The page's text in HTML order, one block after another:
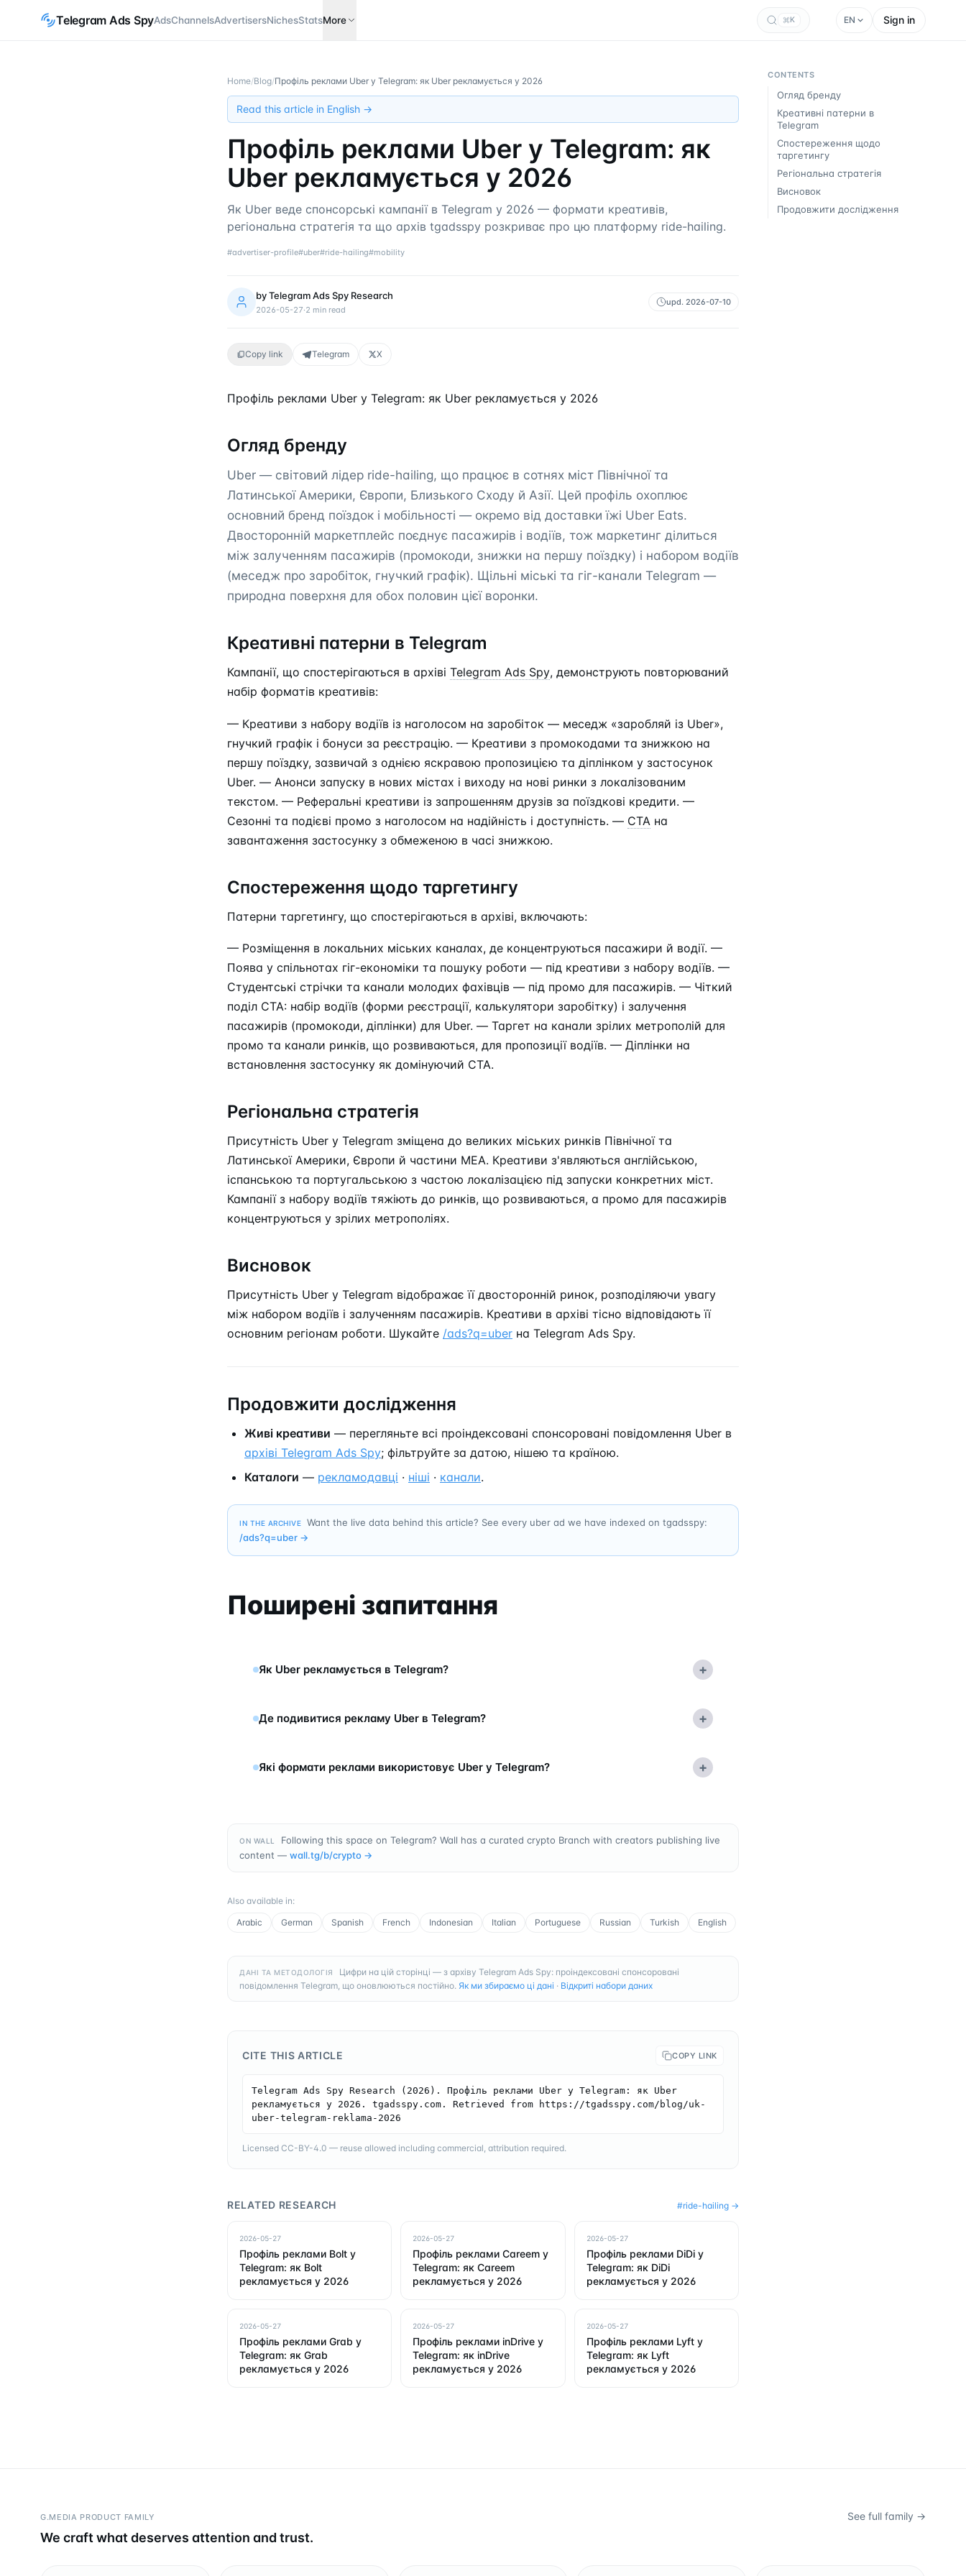
Telegram Ads SpyAdsChannelsAdvertisersNichesStatsMore K EN Sign in
Home/Blog/Профіль реклами Uber у Telegram: як Uber рекламується у 2026
Read this article in English →
Профіль реклами Uber у Telegram: як
Uber рекламується у 2026
Як Uber веде спонсорські кампанії в Telegram у 2026 — формати креативів,
регіональна стратегія та що архів tgadsspy розкриває про цю платформу ride-hailing.
#advertiser-profile#uber#ride-hailing#mobility
byTelegram Ads Spy Research
2026-05-27·2 min read
upd. 2026-07-10
Copy link Telegram X
Профіль реклами Uber у Telegram: як Uber рекламується у 2026
Огляд бренду
Uber — світовий лідер ride-hailing, що працює в сотнях міст Північної та
Латинської Америки, Європи, Близького Сходу й Азії. Цей профіль охоплює
основний бренд поїздок і мобільності — окремо від доставки їжі Uber Eats.
Двосторонній маркетплейс поєднує пасажирів і водіїв, тож маркетинг ділиться
між залученням пасажирів (промокоди, знижки на першу поїздку) і набором водіїв
(меседж про заробіток, гнучкий графік). Щільні міські та гіг-канали Telegram —
природна поверхня для обох половин цієї воронки.
Креативні патерни в Telegram
Кампанії, що спостерігаються в архіві Telegram Ads Spy, демонструють повторюваний
набір форматів креативів:
— Креативи з набору водіїв із наголосом на заробіток — меседж «заробляй із Uber»,
гнучкий графік і бонуси за реєстрацію. — Креативи з промокодами та знижкою на
першу поїздку, зазвичай з однією яскравою пропозицією та діплінком у застосунок
Uber. — Анонси запуску в нових містах і виходу на нові ринки з локалізованим
текстом. — Реферальні креативи із запрошенням друзів за поїздкові кредити. —
Сезонні та подієві промо з наголосом на надійність і доступність. — CTA на
завантаження застосунку з обмеженою в часі знижкою.
Спостереження щодо таргетингу
Патерни таргетингу, що спостерігаються в архіві, включають:
— Розміщення в локальних міських каналах, де концентруються пасажири й водії. —
Поява у спільнотах гіг-економіки та пошуку роботи — під креативи з набору водіїв. —
Студентські стрічки та канали молодих фахівців — під промо для пасажирів. — Чіткий
поділ CTA: набір водіїв (форми реєстрації, калькулятори заробітку) і залучення
пасажирів (промокоди, діплінки) для Uber. — Таргет на канали зрілих метрополій для
промо та канали ринків, що розвиваються, для пропозиції водіїв. — Діплінки на
встановлення застосунку як домінуючий CTA.
Регіональна стратегія
Присутність Uber у Telegram зміщена до великих міських ринків Північної та
Латинської Америки, Європи й частини MEA. Креативи з'являються англійською,
іспанською та португальською з частою локалізацією під запуски конкретних міст.
Кампанії з набору водіїв тяжіють до ринків, що розвиваються, а промо для пасажирів
концентруються у зрілих метрополіях.
Висновок
Присутність Uber у Telegram відображає її двосторонній ринок, розподіляючи увагу
між набором водіїв і залученням пасажирів. Креативи в архіві тісно відповідають її
основним регіонам роботи. Шукайте /ads?q=uber на Telegram Ads Spy.
Продовжити дослідження
Живі креативи — перегляньте всі проіндексовані спонсоровані повідомлення Uber в
архіві Telegram Ads Spy; фільтруйте за датою, нішею та країною.
Каталоги — рекламодавці · ніші · канали.
IN THE ARCHIVE
Want the live data behind this article? See every uber ad we have indexed on tgadsspy:
/ads?q=uber →
Поширені запитання
Як Uber рекламується в Telegram? +
Де подивитися рекламу Uber в Telegram? +
Які формати реклами використовує Uber у Telegram? +
ON WALL
Following this space on Telegram? Wall has a curated crypto Branch with creators publishing live
content — wall.tg/b/crypto →
Also available in:
Arabic
German Spanish French Indonesian Italian Portuguese Russian Turkish English
ДАНІ ТА МЕТОДОЛОГІЯ
Цифри на цій сторінці — з архіву Telegram Ads Spy: проіндексовані спонсоровані
повідомлення Telegram, що оновлюються постійно. Як ми збираємо ці дані · Відкриті набори даних
CITE THIS ARTICLE COPY LINK
Telegram Ads Spy Research (2026). Профіль реклами Uber у Telegram: як Uber
рекламується у 2026. tgadsspy.com. Retrieved from https://tgadsspy.com/blog/uk-
uber-telegram-reklama-2026
Licensed CC-BY-4.0 — reuse allowed including commercial, attribution required.
RELATED RESEARCH #ride-hailing →
2026-05-27
Профіль реклами Bolt у
Telegram: як Bolt
рекламується у 2026
2026-05-27
Профіль реклами Careem у
Telegram: як Careem
рекламується у 2026
2026-05-27
Профіль реклами DiDi у
Telegram: як DiDi
рекламується у 2026
2026-05-27
Профіль реклами Grab у
Telegram: як Grab
рекламується у 2026
2026-05-27
Профіль реклами inDrive у
Telegram: як inDrive
рекламується у 2026
2026-05-27
Профіль реклами Lyft у
Telegram: як Lyft
рекламується у 2026
CONTENTS
Огляд бренду
Креативні патерни в
Telegram
Спостереження щодо
таргетингу
Регіональна стратегія
Висновок
Продовжити дослідження
G.MEDIA PRODUCT FAMILY
We craft what deserves attention and trust.
See full family →